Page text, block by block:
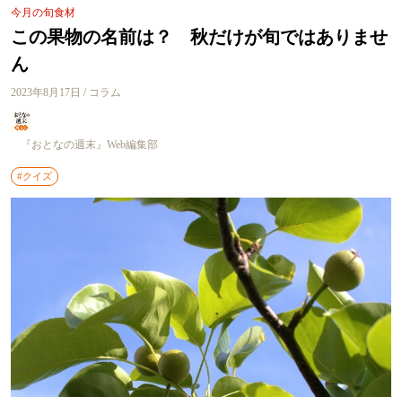
今月の旬食材
この果物の名前は？ 秋だけが旬ではありませ
ん
2023年8月17日 / コラム
『おとなの週末』Web編集部
#クイズ